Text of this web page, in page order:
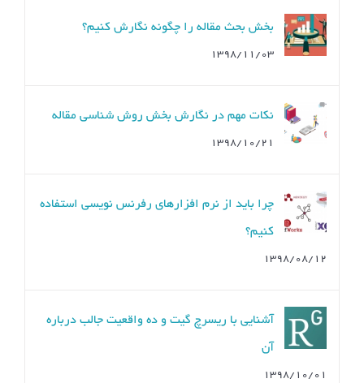
بخش بحث مقاله را چگونه نگارش کنیم؟
۱۳۹۸/۱۱/۰۳
نکات مهم در نگارش بخش روش شناسی مقاله
۱۳۹۸/۱۰/۲۱
چرا باید از نرم افزارهای رفرنس نویسی استفاده
کنیم؟
۱۳۹۸/۰۸/۱۲
آشنایی با ریسرچ گیت و ده واقعیت جالب درباره
آن
۱۳۹۸/۱۰/۰۱